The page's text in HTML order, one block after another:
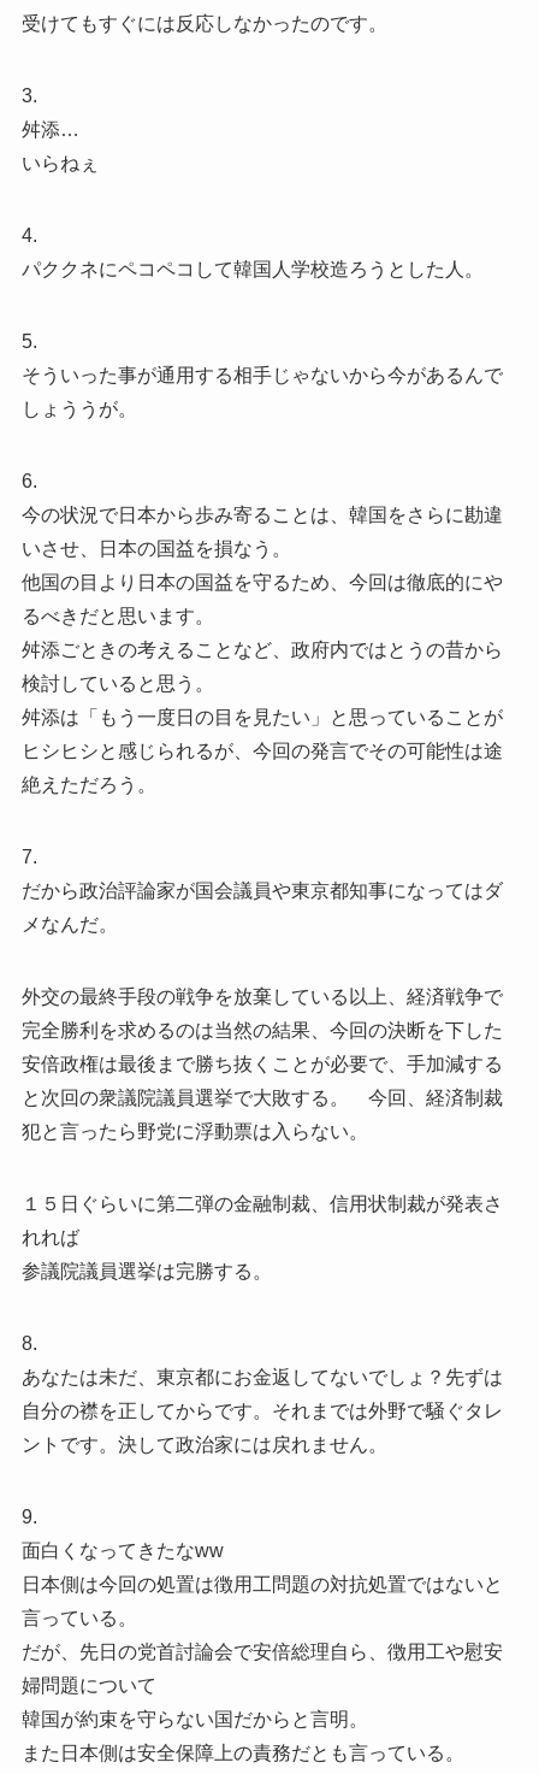
受けてもすぐには反応しなかったのです。
3.
舛添…
いらねぇ
4.
パククネにペコペコして韓国人学校造ろうとした人。
5.
そういった事が通用する相手じゃないから今があるんで
しょううが。
6.
今の状況で日本から歩み寄ることは、韓国をさらに勘違
いさせ、日本の国益を損なう。
他国の目より日本の国益を守るため、今回は徹底的にや
るべきだと思います。
舛添ごときの考えることなど、政府内ではとうの昔から
検討していると思う。
舛添は「もう一度日の目を見たい」と思っていることが
ヒシヒシと感じられるが、今回の発言でその可能性は途
絶えただろう。
7.
だから政治評論家が国会議員や東京都知事になってはダ
メなんだ。
外交の最終手段の戦争を放棄している以上、経済戦争で
完全勝利を求めるのは当然の結果、今回の決断を下した
安倍政権は最後まで勝ち抜くことが必要で、手加減する
と次回の衆議院議員選挙で大敗する。 今回、経済制裁
犯と言ったら野党に浮動票は入らない。
１５日ぐらいに第二弾の金融制裁、信用状制裁が発表さ
れれば
参議院議員選挙は完勝する。
8.
あなたは未だ、東京都にお金返してないでしょ？先ずは
自分の襟を正してからです。それまでは外野で騒ぐタレ
ントです。決して政治家には戻れません。
9.
面白くなってきたなww
日本側は今回の処置は徴用工問題の対抗処置ではないと
言っている。
だが、先日の党首討論会で安倍総理自ら、徴用工や慰安
婦問題について
韓国が約束を守らない国だからと言明。
また日本側は安全保障上の責務だとも言っている。